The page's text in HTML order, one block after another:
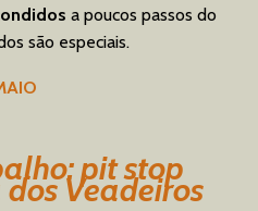
a poucos passos do
são especiais.
pit stop
Veadeiros